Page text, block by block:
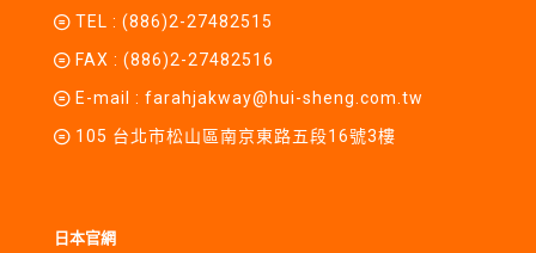
TEL : (886)2-27482515
FAX : (886)2-27482516
E-mail : farahjakway@hui-sheng.com.tw
105 台北市松山區南京東路五段16號3樓
日本官網